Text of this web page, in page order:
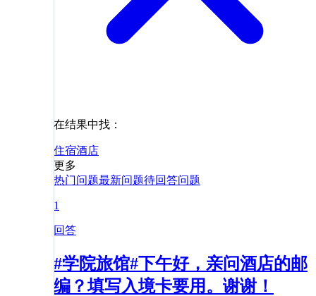
在结果中找：
住宿酒店
更多
热门问题最新问题待回答问题
1
回答
#学院旅馆#下午好，亲问酒店的邮
编？填写入境卡要用。谢谢！